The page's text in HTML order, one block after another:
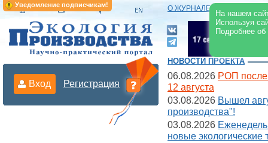
Уведомление подписчикам!
На нашем
Используя
Подробнее
О ЖУРНАЛЕ |
Вход Регистрация
НОВОСТИ ПРОЕКТА
06.08.2026 РОП после
12 августа
03.08.2026 Вышел
производства"!
03.08.2026
новые экологические